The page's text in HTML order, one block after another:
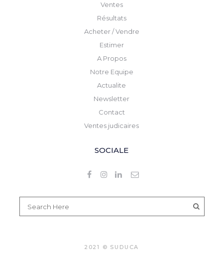
Ventes
Résultats
Acheter / Vendre
Estimer
A Propos
Notre Equipe
Actualite
Newsletter
Contact
Ventes judicaires
SOCIALE
2021 © SUDUCA